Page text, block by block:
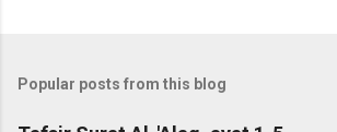
Popular posts from this blog